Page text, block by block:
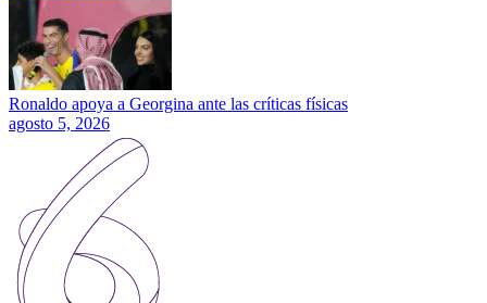
Ronaldo apoya a Georgina ante las críticas físicas
agosto 5, 2026